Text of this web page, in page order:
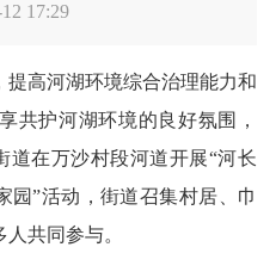
17:29
高河湖环境综合治理能力和
共护河湖环境的良好氛围，
道在万沙村段河道开展“河长
园”活动，街道召集村居、巾
共同参与。